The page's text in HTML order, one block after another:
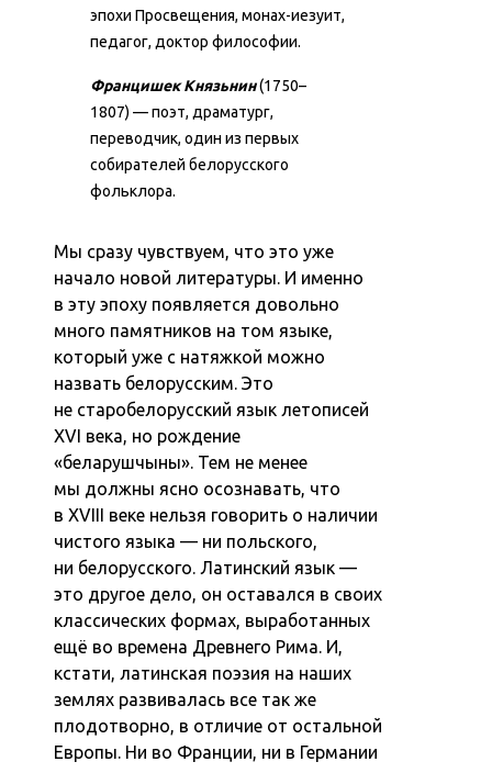
эпохи Просвещения, монах-иезуит,
педагог, доктор философии.
Францишек Князьнин(1750–
1807) — поэт, драматург,
переводчик, один из первых
собирателей белорусского
фольклора.
Мы сразу чувствуем, что это уже
начало новой литературы. И именно
в эту эпоху появляется довольно
много памятников на том языке,
который уже с натяжкой можно
назвать белорусским. Это
не старобелорусский язык летописей
XVI века, но рождение
«беларушчыны». Тем не менее
мы должны ясно осознавать, что
в XVIII веке нельзя говорить о наличии
чистого языка — ни польского,
ни белорусского. Латинский язык —
это другое дело, он оставался в своих
классических формах, выработанных
ещё во времена Древнего Рима. И,
кстати, латинская поэзия на наших
землях развивалась все так же
плодотворно, в отличие от остальной
Европы. Ни во Франции, ни в Германии